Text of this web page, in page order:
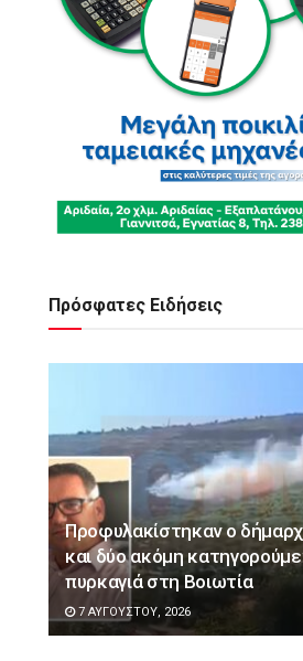
Πρόσφατες Ειδήσεις
Προφυλακίστηκαν ο
και δύο ακόμη
πυρκαγιά στη Βοιωτία
7 ΑΥΓΟΎΣΤΟΥ, 2026